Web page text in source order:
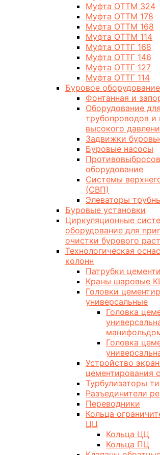
Муфта ОТТМ 324
Муфта ОТТМ 178
Муфта ОТТМ 168
Муфта ОТТМ 114
Муфта ОТТГ 168
Муфта ОТТГ 146
Муфта ОТТГ 127
Муфта ОТТГ 114
Буровое оборудование
Фонтанная и
Оборудование для
трубопроводов и
высокого
Задвижки
Буровые насосы
оборудование
Системы
(СВП)
Элеваторы
Буровые установки
Циркуляционные
оборудование для
очистки бурового
Технологическая
колонн
Патрубки
Краны шаровые
Головки
универсальные
Головка
Головка
Устройство
цементирования
Турбулизаторы
Разъединители
Переводники
Кольца
ЦЦ
Кольца ЦЦ
Кольца ПЦ